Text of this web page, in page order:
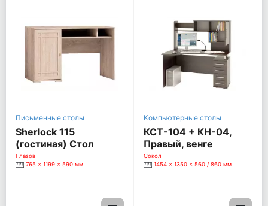
Письменные столы
Sherlock 115
(гостиная) Стол
письменный [Дуб
Сонома]
Глазов
765 x 1199 x 590 мм
Компьютерные столы
КСТ-104 + КН-04,
Правый, венге
Сокол
1454 x 1350 x 560 / 860 мм